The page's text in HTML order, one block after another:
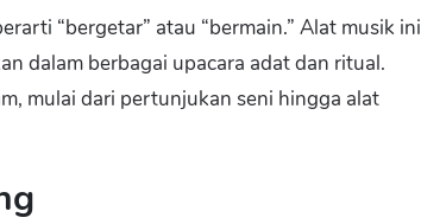
“bergetar” atau “bermain.” Alat musik ini
dalam berbagai upacara adat dan ritual.
mulai dari pertunjukan seni hingga alat